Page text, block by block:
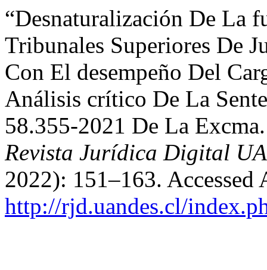
“Desnaturalización De La
Tribunales Superiores De
Con El desempeño Del
Análisis crítico De La
58.355-2021 De La
Revista Jurídica Digital
2022): 151–163. Accessed
http://rjd.uandes.cl/